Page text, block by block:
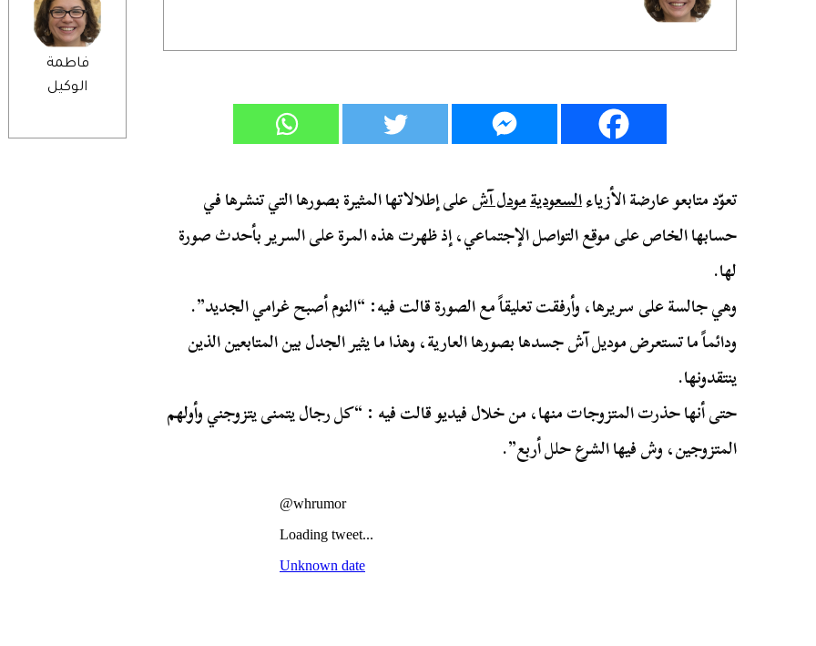
فاطمة
الوكيل
تعوّد متابعو عارضة الأزياء ​السعودية​ ​مودل آش​ على إطلالاتها المثيرة بصورها التي تنشرها في
حسابها الخاص على موقع التواصل الإجتماعي، إذ ظهرت هذه المرة على السرير بأحدث صورة
لها.
وهي جالسة على سريرها، وأرفقت تعليقاً مع الصورة قالت فيه: “النوم أصبح غرامي الجديد”.
ودائماً ما تستعرض موديل آش جسدها بصورها العارية، وهذا ما يثير الجدل بين المتابعين الذين
ينتقدونها.
حتى أنها حذرت المتزوجات منها، من خلال فيديو قالت فيه : “كل رجال يتمنى يتزوجني وأولهم
المتزوجين، وش فيها الشرع حلل أربع”.